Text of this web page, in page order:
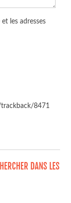
les adresses
8471
DANS LES